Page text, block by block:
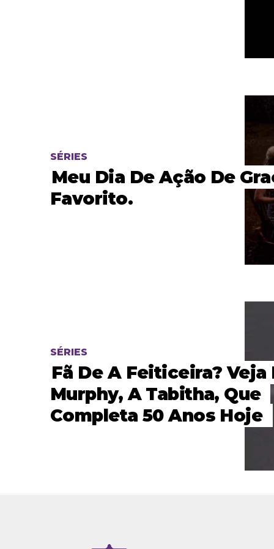
SÉRIES
Meu Dia De Ação De
Favorito.
SÉRIES
Fã De A Feiticeira? Veja
Murphy, A Tabitha, Que
Completa 50 Anos Hoje